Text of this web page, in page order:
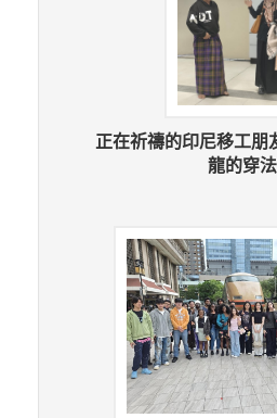
正在祈禱的印尼移工朋
龍的穿法